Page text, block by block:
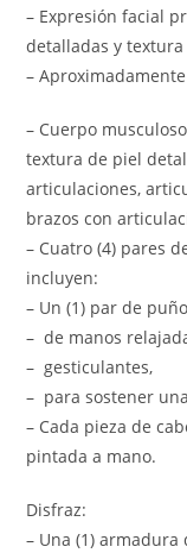
– Expresión facial
detalladas y
–
– Cuerpo
textura de piel
articulaciones,
brazos con
– Cuatro (4) pares
incluyen:
– Un (1) par de
– de manos
– gesticulantes,
– para sostener
– Cada pieza de
pintada a mano.
Disfraz:
– Una (1)